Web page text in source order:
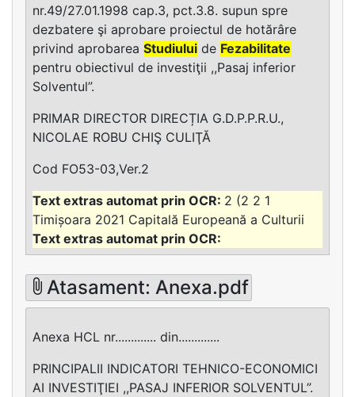
nr.49/27.01.1998 cap.3, pct.3.8. supun spre
dezbatere şi aprobare proiectul de hotărâre
privind aprobarea Studiului de Fezabilitate
pentru obiectivul de investiţii ,,Pasaj inferior
Solventul”.
PRIMAR DIRECTOR DIRECȚIA G.D.P.P.R.U.,
NICOLAE ROBU CHIŞ CULIŢĂ
Cod FO53-03,Ver.2
2 (2 2 1
Timișoara 2021 Capitală Europeană a Culturii
Atasament: Anexa.pdf
Anexa HCL nr............. din.............
PRINCIPALII INDICATORI TEHNICO-ECONOMICI
AI INVESTIŢIEI ,,PASAJ INFERIOR SOLVENTUL”.